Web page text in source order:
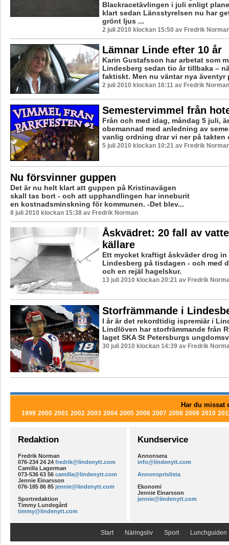
Blackracetävlingen i juli enligt
klart sedan Länsstyrelsen nu har
grönt ljus ...
2 juli 2010 klockan 15:50 av Fredrik
Lämnar Linde efter 10 år
Karin Gustafsson har arbetat som
Lindesberg sedan tio år tillbaka –
faktiskt. Men nu väntar nya äventyr
2 juli 2010 klockan 16:11 av Fredrik Norman
Semestervimmel från
Från och med idag, måndag 5 juli,
obemannad med anledning av
vanlig ordning drar vi ner på takten
5 juli 2010 klockan 10:21 av Fredrik
Nu försvinner guppen
Det är nu helt klart att guppen på Kristinavägen
skall tas bort - och att upphandlingen har inneburit
en kostnadsminskning för kommunen. -Det blev...
8 juli 2010 klockan 15:38 av Fredrik Norman
Åskvädret: 20 fall av
källare
Ett mycket kraftigt åskväder drog in
Lindesberg på tisdagen - och med
och en rejäl hagelskur.
13 juli 2010 klockan 20:21 av Fredrik
Storfrämmande i
I år är det rekordtidig ispremiär i
Lindlöven har storfrämmande från
laget SKA St Petersburgs
30 juli 2010 klockan 14:39 av Fredrik
Har du missat
1999 2000 2001 2002 2003 2004 2005 2006 2007 2008 2009 2010
Redaktion
Fredrik Norman
076-234 24 24 fredrik@lindenytt.com
Camilla Lagerman
073-536 63 56 camilla@lindenytt.com
Jennie Einarsson
076-185 86 85 jennie@lindenytt.com
Sportredaktion
Timmy Lundegård
timmy@lindenytt.com
Kundservice
Annonsera
info@lindenytt.com
Annonsprislista
Ekonomi
Jennie Einarsson
jennie@lindenytt.com
Start Näringsliv Sport Lunchguiden